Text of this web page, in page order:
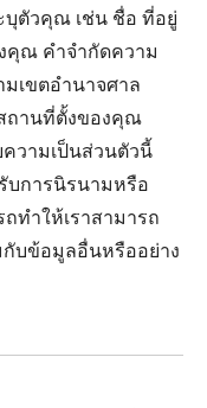
บุตัวคุณ เช่น ชื่อ ที่อยู่
คุณ คำจำกัดความ
เขตอำนาจศาล
ถานที่ตั้งของคุณ
วามเป็นส่วนตัวนี้
การนิรนามหรือ
ทำให้เราสามารถ
บข้อมูลอื่นหรืออย่าง